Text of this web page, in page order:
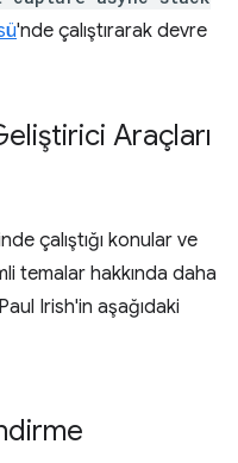
'nde çalıştırarak devre
Araçları
çalıştığı konular ve
temalar hakkında daha
Irish'in aşağıdaki